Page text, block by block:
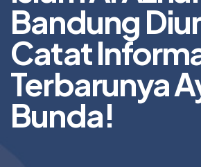
Bandung
Catat
Terbarunya
Bunda!